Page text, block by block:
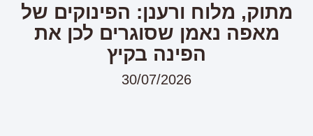
מתוק, מלוח ורענן: הפינוקים של
מאפה נאמן שסוגרים לכן את
הפינה בקיץ
30/07/2026